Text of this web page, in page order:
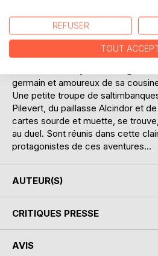
Senier dans son journal, «Le
pistolet a lieu dans la forêt de St-
journaliste bossu, témoin de
balle du pistolet de St Senier qui,
germain et amoureux de sa
Une petite troupe de
Pilevert, du paillasse Alcindor et
cartes sourde et muette, se
au duel. Sont réunis dans cette
protagonistes de ces aventures...
AUTEUR(S)
CRITIQUES PRESSE
AVIS
REFUSER
TOUT